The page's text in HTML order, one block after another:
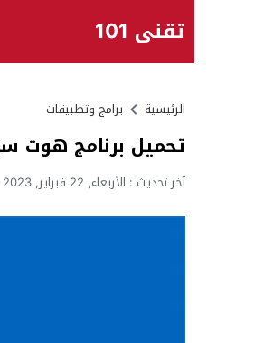
تقني 101
الرئيسية برامج وتطبيقات
تحميل برنامج هوت
آخر تحديث : الأربعاء, 22 فبراير, 2023 - 12:08 مساءً